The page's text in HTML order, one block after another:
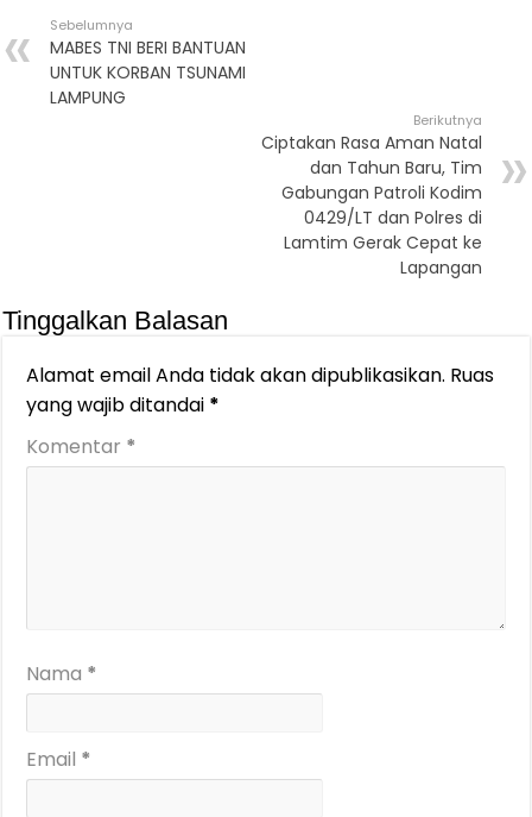
Sebelumnya
MABES TNI BERI BANTUAN
UNTUK KORBAN TSUNAMI
LAMPUNG
Berikutnya
Ciptakan Rasa Aman Natal
dan Tahun Baru, Tim
Gabungan Patroli Kodim
0429/LT dan Polres di
Lamtim Gerak Cepat ke
Lapangan
Tinggalkan Balasan
Alamat email Anda tidak akan dipublikasikan. Ruas
yang wajib ditandai *
Komentar *
Nama *
Email *